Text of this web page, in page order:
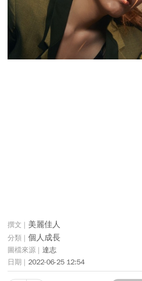
美麗佳人
個人成長
達志
2022-06-25 12:54